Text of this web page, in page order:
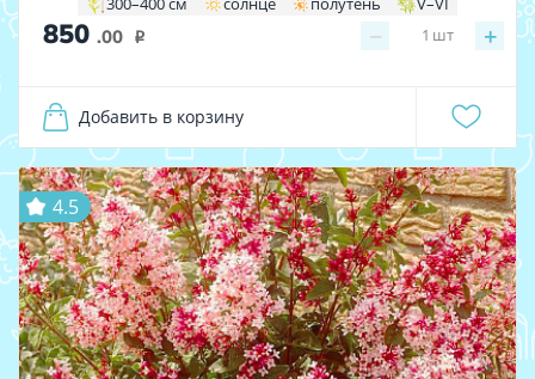
850 .00 i − +
1 шт
Добавить в корзину
4.5